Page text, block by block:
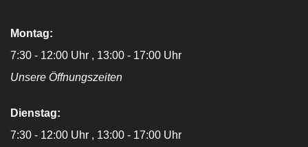
Montag:
7:30 - 12:00 Uhr
13:00 - 17:00 Uhr
Unsere Öffnungszeiten
Dienstag:
7:30 - 12:00 Uhr
13:00 - 17:00 Uhr